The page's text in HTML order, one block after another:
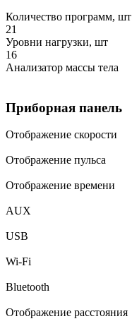
Количество программ, шт
21
Уровни нагрузки, шт
16
Анализатор массы тела
Приборная панель
Отображение скорости
Отображение пульса
Отображение времени
AUX
USB
Wi-Fi
Bluetooth
Отображение расстояния